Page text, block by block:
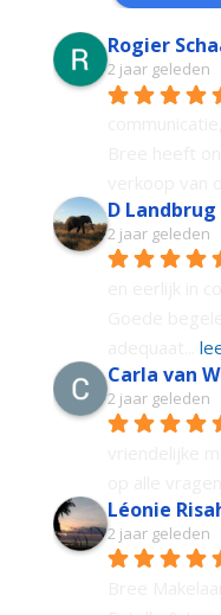
Rogier
2 jaar geleden
D Landbrug
2 jaar geleden
Carla van
2 jaar geleden
Léonie
2 jaar geleden